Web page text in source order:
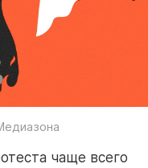
чаще всего